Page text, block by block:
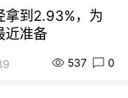
拿到2.93%，为
近准备
537 0